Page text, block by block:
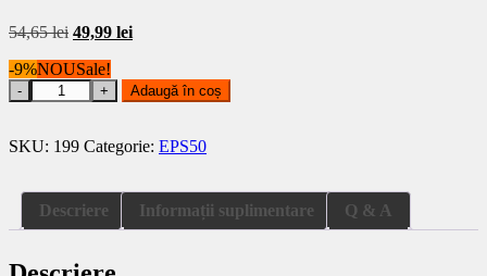
54,65lei Prețul
a
fost:
49,99 leiPrețul
49,99 lei.
-9%NOUSale!
Polistiren
expandat
EPS50
Adaugă în coș
SKU: 199 Categorie: EPS50
Descriere Informații suplimentare Q & A